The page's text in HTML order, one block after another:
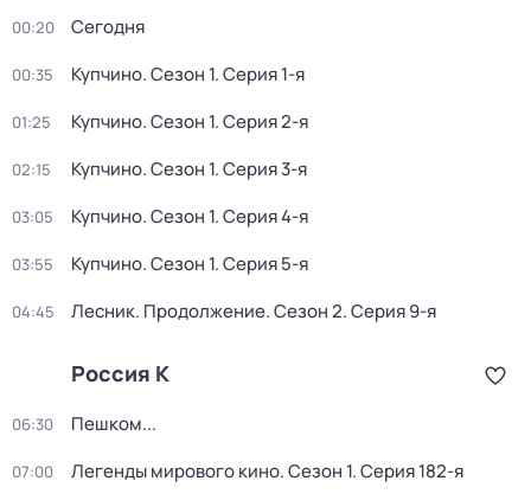
00:20 Сегодня
00:35 Купчино. Сезон 1. Серия 1-я
01:25 Купчино. Сезон 1. Серия 2-я
02:15 Купчино. Сезон 1. Серия 3-я
03:05 Купчино. Сезон 1. Серия 4-я
03:55 Купчино. Сезон 1. Серия 5-я
04:45 Лесник. Продолжение. Сезон 2. Серия 9-я
Россия К
06:30 Пешком...
07:00 Легенды мирового кино. Сезон 1. Серия 182-я